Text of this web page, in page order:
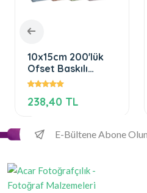
10x15cm 200'lük
Ofset Baskılı
Fotoğraf Albümü
(YENİ)
238,40 TL